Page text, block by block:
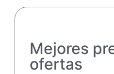
Mejores
ofertas